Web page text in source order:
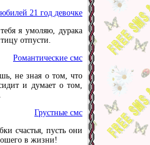
21 год девочке
я умоляю, дурака
отпусти.
Романтические смс
не зная о том, что
и думает о том,
Грустные смс
счастья, пусть они
в жизни!